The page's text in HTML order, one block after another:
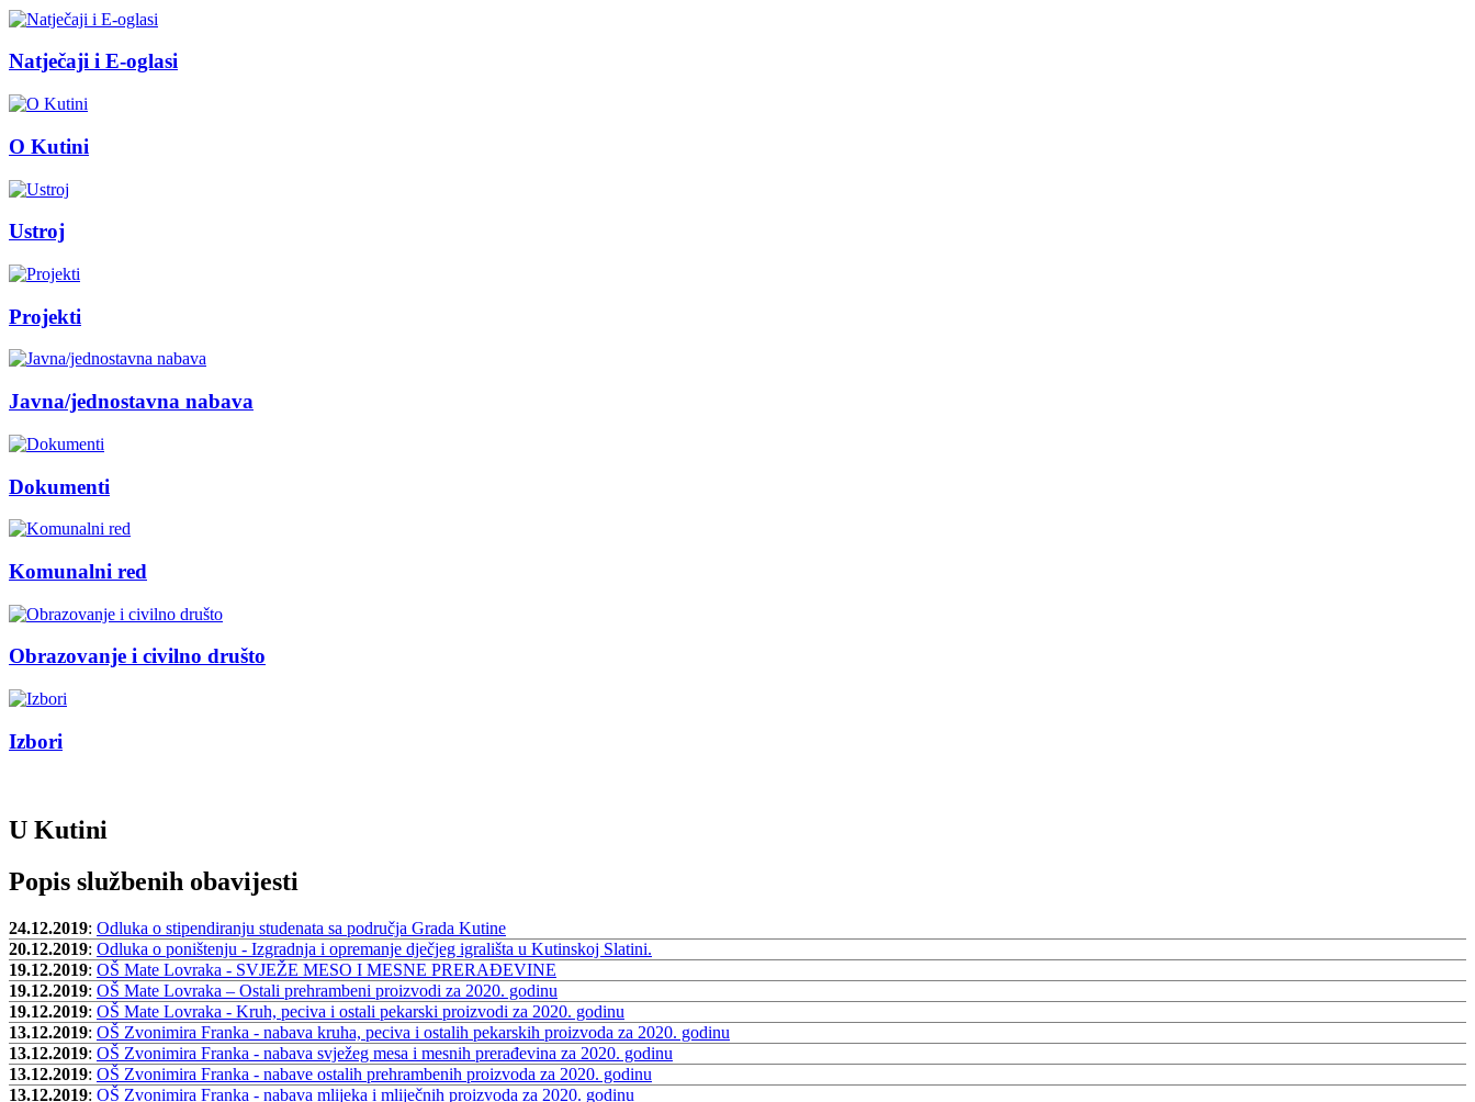
Natječaji i E-oglasi
O Kutini
Ustroj
Projekti
Javna/jednostavna nabava
Dokumenti
Komunalni red
Obrazovanje i civilno društo
Izbori
U Kutini
Popis službenih obavijesti
24.12.2019: Odluka o stipendiranju studenata sa područja Grada Kutine
20.12.2019: Odluka o poništenju - Izgradnja i opremanje dječjeg igrališta u Kutinskoj Slatini.
19.12.2019: OŠ Mate Lovraka - SVJEŽE MESO I MESNE PRERAĐEVINE
19.12.2019: OŠ Mate Lovraka – Ostali prehrambeni proizvodi za 2020. godinu
19.12.2019: OŠ Mate Lovraka - Kruh, peciva i ostali pekarski proizvodi za 2020. godinu
13.12.2019: OŠ Zvonimira Franka - nabava kruha, peciva i ostalih pekarskih proizvoda za 2020. godinu
13.12.2019: OŠ Zvonimira Franka - nabava svježeg mesa i mesnih prerađevina za 2020. godinu
13.12.2019: OŠ Zvonimira Franka - nabave ostalih prehrambenih proizvoda za 2020. godinu
13.12.2019: OŠ Zvonimira Franka - nabava mlijeka i mliječnih proizvoda za 2020. godinu